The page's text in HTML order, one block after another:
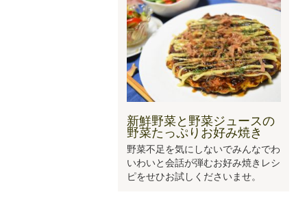
新鮮野菜と野菜ジュースの
野菜たっぷりお好み焼き
野菜不足を気にしないでみんなでわ
いわいと会話が弾むお好み焼きレシ
ピをせひお試しくださいませ。